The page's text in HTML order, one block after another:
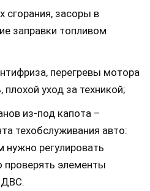
сгорания, засоры в
заправки топливом
перегревы мотора
плохой уход за техникой;
из-под капота –
техобслуживания авто:
нужно регулировать
проверять элементы
ДВС.